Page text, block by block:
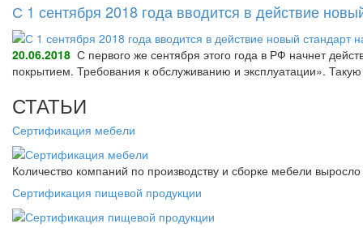
С 1 сентября 2018 года вводится в действие
20.06.2018 С первого же сентября этого года в РФ начнет
покрытием. Требования к обслуживанию и эксплуатации».
СТАТЬИ
Сертификация мебели
Количество компаний по производству и сборке мебели
Сертификация пищевой продукции